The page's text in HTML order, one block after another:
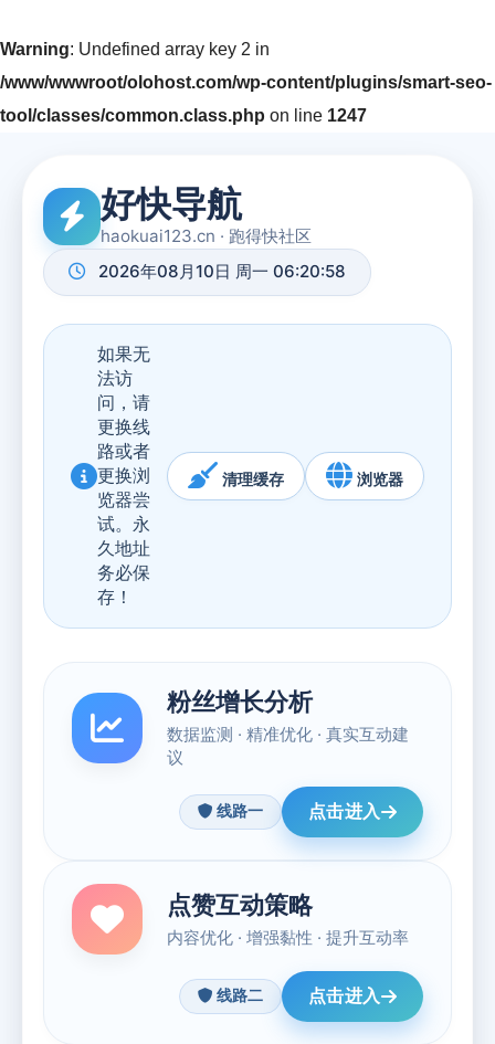
Warning: Undefined array key 2 in
/www/wwwroot/olohost.com/wp-content/plugins/smart-seo-
tool/classes/common.class.php on line 1247